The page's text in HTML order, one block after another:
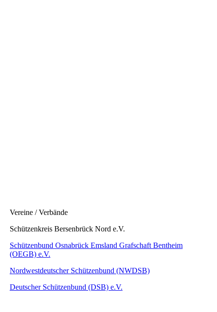
Vereine / Verbände
Schützenkreis Bersenbrück Nord e.V.
Schützenbund Osnabrück Emsland Grafschaft Bentheim
(OEGB) e.V.
Nordwestdeutscher Schützenbund (NWDSB)
Deutscher Schützenbund (DSB) e.V.